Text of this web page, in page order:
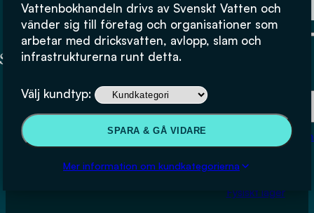
Vattenbokhandeln drivs av Svenskt Vatten och
vänder sig till företag och organisationer som
arbetar med dricksvatten, avlopp, slam och
infrastrukturerna runt detta.
Välj kundtyp:
SPARA & GÅ VIDARE
Mer information om kundkategorierna
Fysiskt lager
Beställning och kontakt
Om
Köpvillkor
Fysiskt lager
Artificial Groundwater